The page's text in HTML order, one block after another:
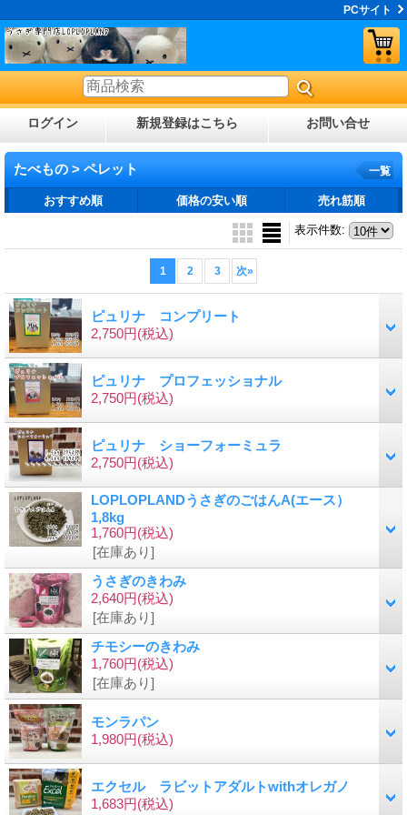
PCサイト
ログイン 新規登録はこちら お問い合せ
たべもの > ペレット 一覧
おすすめ順 価格の安い順 売れ筋順
表示件数:
1 2 3 次»
ピュリナ コンプリート
2,750円(税込)
ピュリナ プロフェッショナル
2,750円(税込)
ピュリナ ショーフォーミュラ
2,750円(税込)
LOPLOPLANDうさぎのごはんA(エース）
1,8kg
1,760円(税込)
[在庫あり]
うさぎのきわみ
2,640円(税込)
[在庫あり]
チモシーのきわみ
1,760円(税込)
[在庫あり]
モンラパン
1,980円(税込)
エクセル ラビットアダルトwithオレガノ
1,683円(税込)